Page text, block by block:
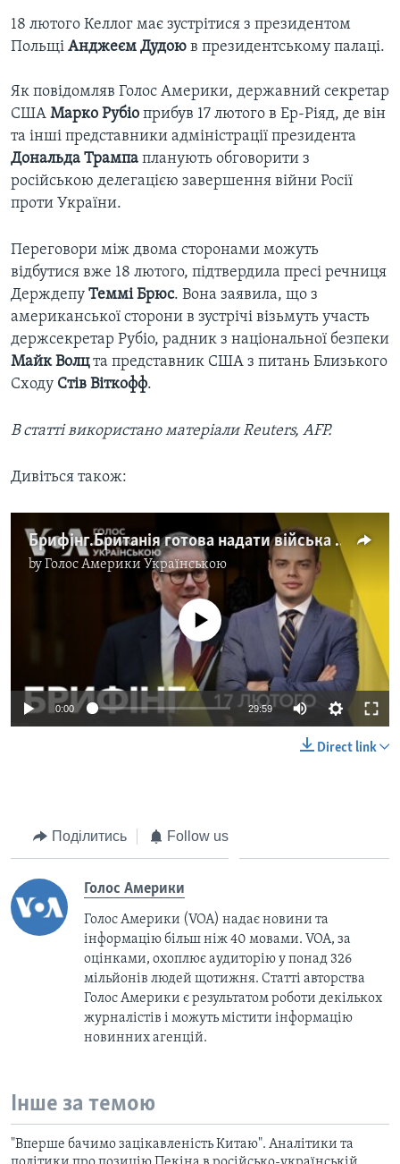
18 лютого Келлог має зустрітися з президентом
Польщі Анджеєм Дудою в президентському палаці.
Як повідомляв Голос Америки, державний секретар
США Марко Рубіо прибув 17 лютого в Ер-Ріяд, де він
та інші представники адміністрації президента
Дональда Трампа планують обговорити з
російською делегацією завершення війни Росії
проти України.
Переговори між двома сторонами можуть
відбутися вже 18 лютого, підтвердила пресі речниця
Держдепу Теммі Брюс. Вона заявила, що з
американської сторони в зустрічі візьмуть участь
держсекретар Рубіо, радник з національної безпеки
Майк Волцта представник США з питань Близького
Сходу Стів Віткофф.
В статті використано матеріали Reuters, AFP.
Дивіться також:
Брифінг.Британія готова надати війська для миротворчої місії в Україні
byГолос Америки Українською
720p 1080p
No media source currently available
0:00 29:59 Auto
240p
1080p
Direct link
Поділитись Follow us
Голос Америки
Голос Америки (VOA) надає новини та
інформацію більш ніж 40 мовами. VOA, за
оцінками, охоплює аудиторію у понад 326
мільйонів людей щотижня. Статті авторства
Голос Америки є результатом роботи декількох
журналістів і можуть містити інформацію
новинних агенцій.
Інше за темою
"Вперше бачимо зацікавленість Китаю". Аналітики та